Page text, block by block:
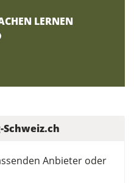
LERNEN
Anbieter oder